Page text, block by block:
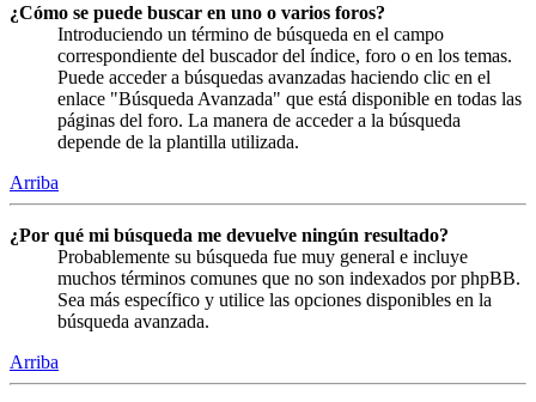
¿Cómo se puede buscar en uno o varios foros?
Introduciendo un término de búsqueda en el campo
correspondiente del buscador del índice, foro o en los temas.
Puede acceder a búsquedas avanzadas haciendo clic en el
enlace "Búsqueda Avanzada" que está disponible en todas las
páginas del foro. La manera de acceder a la búsqueda
depende de la plantilla utilizada.
Arriba
¿Por qué mi búsqueda me devuelve ningún resultado?
Probablemente su búsqueda fue muy general e incluye
muchos términos comunes que no son indexados por phpBB.
Sea más específico y utilice las opciones disponibles en la
búsqueda avanzada.
Arriba